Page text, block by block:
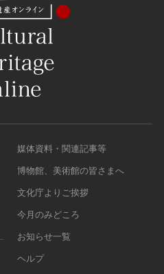
媒体資料・関連記事等
博物館、美術館の皆さまへ
文化庁よりご挨拶
今月のみどころ
お知らせ一覧
ヘルプ